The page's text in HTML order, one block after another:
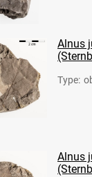
Alnus
Type:
Alnus